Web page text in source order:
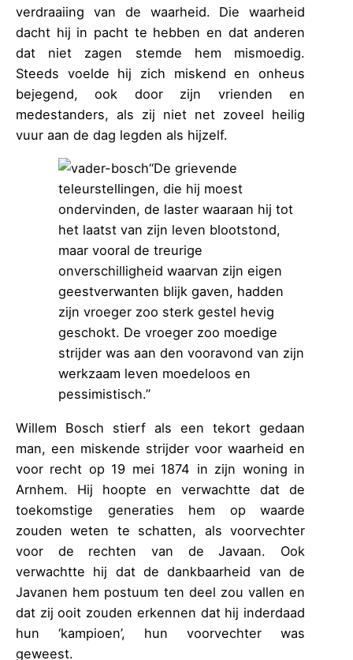
verdraaiing van de waarheid. Die waarheid
dacht hij in pacht te hebben en dat anderen
dat niet zagen stemde hem mismoedig.
Steeds voelde hij zich miskend en onheus
bejegend, ook door zijn vrienden en
medestanders, als zij niet net zoveel heilig
vuur aan de dag legden als hijzelf.
“De grievende
teleurstellingen, die hij moest
ondervinden, de laster waaraan hij tot
het laatst van zijn leven blootstond,
maar vooral de treurige
onverschilligheid waarvan zijn eigen
geestverwanten blijk gaven, hadden
zijn vroeger zoo sterk gestel hevig
geschokt. De vroeger zoo moedige
strijder was aan den vooravond van zijn
werkzaam leven moedeloos en
pessimistisch.”
Willem Bosch stierf als een tekort gedaan
man, een miskende strijder voor waarheid en
voor recht op 19 mei 1874 in zijn woning in
Arnhem. Hij hoopte en verwachtte dat de
toekomstige generaties hem op waarde
zouden weten te schatten, als voorvechter
voor de rechten van de Javaan. Ook
verwachtte hij dat de dankbaarheid van de
Javanen hem postuum ten deel zou vallen en
dat zij ooit zouden erkennen dat hij inderdaad
hun ‘kampioen’, hun voorvechter was
geweest.